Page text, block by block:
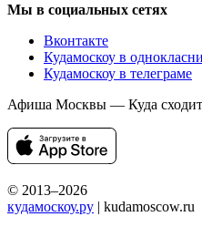
Мы в социальных сетях
Вконтакте
Кудамоскоу в
Кудамоскоу в телеграме
Афиша Москвы — Куда
© 2013–2026
кудамоскоу.ру | kudamoscow.ru